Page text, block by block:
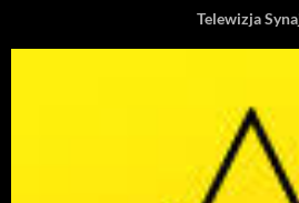
Telewizja